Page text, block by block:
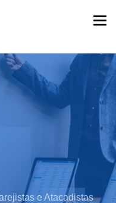
e Atacadistas